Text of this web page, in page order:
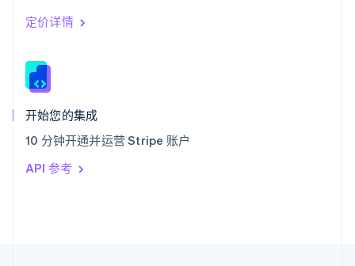
定价详情
开始您的集成
10 分钟开通并运营 Stripe 账户
API 参考
Español
新加坡
新西兰
匈牙利
English
ItalianoEnglish
印度
English